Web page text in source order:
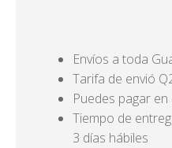
Envíos a toda
Tarifa de envió
Puedes pagar
Tiempo de
3 días hábiles